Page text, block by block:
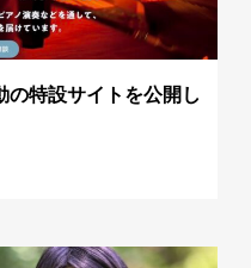
の特設サイトを公開し